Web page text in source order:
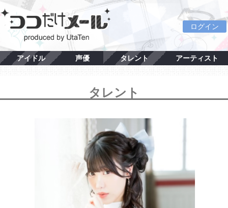
ログイン
アイドル 声優 タレント アーティスト
タレント